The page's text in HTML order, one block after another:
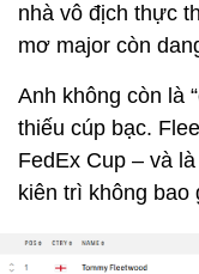
nhà vô địch thực
mơ major còn
Anh không còn là
thiếu cúp bạc.
FedEx Cup – và
kiên trì không bao